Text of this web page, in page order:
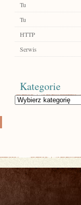
Tu
Tu
HTTP
Serwis
Kategorie
Kategorie